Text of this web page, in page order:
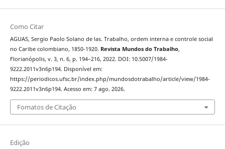
Como Citar
AGUAS, Sergio Paolo Solano de las. Trabalho, ordem interna e controle social
no Caribe colombiano, 1850-1920. Revista Mundos do Trabalho,
Florianópolis, v. 3, n. 6, p. 194–216, 2022. DOI: 10.5007/1984-
9222.2011v3n6p194. Disponível em:
https://periodicos.ufsc.br/index.php/mundosdotrabalho/article/view/1984-
9222.2011v3n6p194. Acesso em: 7 ago. 2026.
Fomatos de Citação
Edição